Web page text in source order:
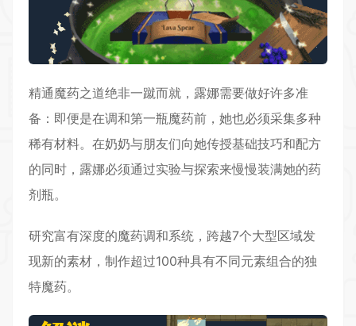
精通魔药之道绝非一蹴而就，露娜需要做好许多准
备：即便是在调和第一瓶魔药前，她也必须采集多种
稀有材料。在奶奶与朋友们向她传授基础技巧和配方
的同时，露娜必须通过实验与探索来慢慢装满她的药
剂瓶。
研究富有深度的魔药调和系统，跨越7个大型区域发
现新的素材， 制作超过100种具有不同元素组合的独
特魔药。